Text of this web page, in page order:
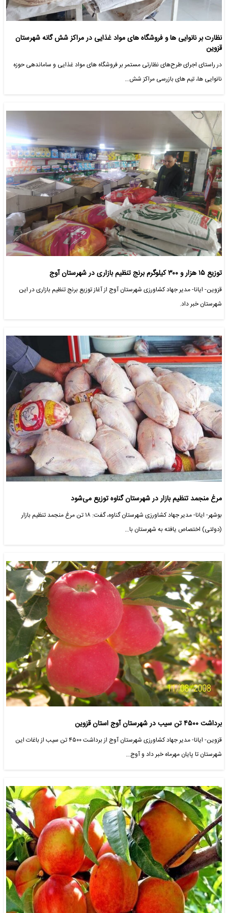
نظارت بر نانوایی ها و فروشگاه های مواد غذایی در مراکز شش گانه شهرستان
قزوین
در راستای اجرای طرح‌های نظارتی مستمر بر فروشگاه های مواد غذایی و ساماندهی حوزه
نانوایی‌ ها، تیم های بازرسی مراکز شش…
توزیع ۱۵ هزار و ۳۰۰ کیلوگرم برنج تنظیم بازاری در شهرستان آوج
قزوین- ایانا- مدیر جهاد کشاورزی شهرستان آوج از آغاز توزیع برنج تنظیم بازاری در این
شهرستان خبر داد.
مرغ منجمد تنظیم بازار در شهرستان گناوه توزیع می‌شود
بوشهر- ایانا- مدیر جهاد کشاورزی شهرستان گناوه، گفت: ۱۸ تن مرغ منجمد تنظیم بازار
(دولتی) اختصاص یافته به شهرستان با…
برداشت ۴۵۰۰ تن سیب در شهرستان آوج استان قزوین
قزوین- ایانا- مدیر جهاد کشاورزی شهرستان آوج از برداشت ۴۵۰۰ تن سیب از باغات این
شهرستان تا پایان مهرماه خبر داد و آوج…